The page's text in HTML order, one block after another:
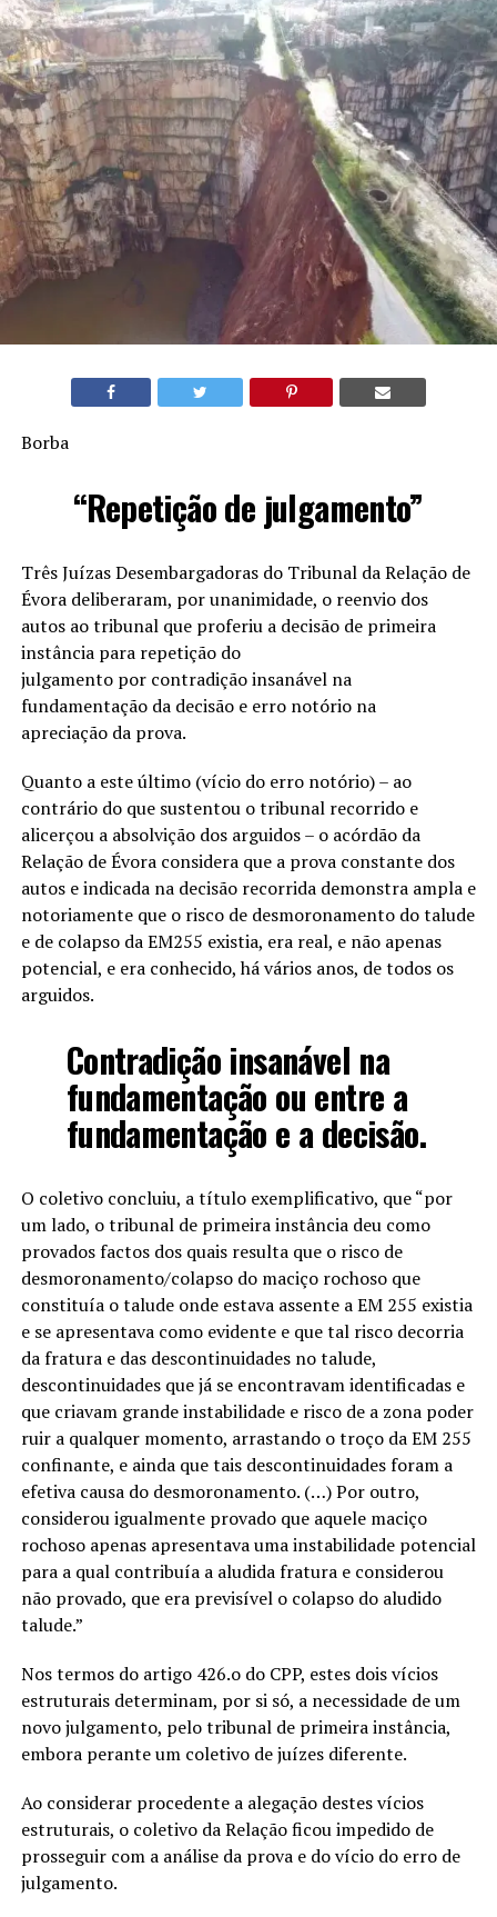
Borba
“Repetição de julgamento”
Três Juízas Desembargadoras do Tribunal da Relação de
Évora deliberaram, por unanimidade, o reenvio dos
autos ao tribunal que proferiu a decisão de primeira
instância para repetição do
julgamento por contradição insanável na
fundamentação da decisão e erro notório na
apreciação da prova.
Quanto a este último (vício do erro notório) – ao
contrário do que sustentou o tribunal recorrido e
alicerçou a absolvição dos arguidos – o acórdão da
Relação de Évora considera que a prova constante dos
autos e indicada na decisão recorrida demonstra ampla e
notoriamente que o risco de desmoronamento do talude
e de colapso da EM255 existia, era real, e não apenas
potencial, e era conhecido, há vários anos, de todos os
arguidos.
Contradição insanável na
fundamentação ou entre a
fundamentação e a decisão.
O coletivo concluiu, a título exemplificativo, que “por
um lado, o tribunal de primeira instância deu como
provados factos dos quais resulta que o risco de
desmoronamento/colapso do maciço rochoso que
constituía o talude onde estava assente a EM 255 existia
e se apresentava como evidente e que tal risco decorria
da fratura e das descontinuidades no talude,
descontinuidades que já se encontravam identificadas e
que criavam grande instabilidade e risco de a zona poder
ruir a qualquer momento, arrastando o troço da EM 255
confinante, e ainda que tais descontinuidades foram a
efetiva causa do desmoronamento. (…) Por outro,
considerou igualmente provado que aquele maciço
rochoso apenas apresentava uma instabilidade potencial
para a qual contribuía a aludida fratura e considerou
não provado, que era previsível o colapso do aludido
talude.”
Nos termos do artigo 426.o do CPP, estes dois vícios
estruturais determinam, por si só, a necessidade de um
novo julgamento, pelo tribunal de primeira instância,
embora perante um coletivo de juízes diferente.
Ao considerar procedente a alegação destes vícios
estruturais, o coletivo da Relação ficou impedido de
prosseguir com a análise da prova e do vício do erro de
julgamento.